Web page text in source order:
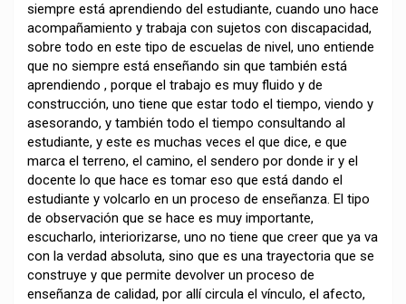
siempre está aprendiendo del estudiante, cuando uno hace
acompañamiento y trabaja con sujetos con discapacidad,
sobre todo en este tipo de escuelas de nivel, uno entiende
que no siempre está enseñando sin que también está
aprendiendo , porque el trabajo es muy fluido y de
construcción, uno tiene que estar todo el tiempo, viendo y
asesorando, y también todo el tiempo consultando al
estudiante, y este es muchas veces el que dice, e que
marca el terreno, el camino, el sendero por donde ir y el
docente lo que hace es tomar eso que está dando el
estudiante y volcarlo en un proceso de enseñanza. El tipo
de observación que se hace es muy importante,
escucharlo, interiorizarse, uno no tiene que creer que ya va
con la verdad absoluta, sino que es una trayectoria que se
construye y que permite devolver un proceso de
enseñanza de calidad, por allí circula el vínculo, el afecto,